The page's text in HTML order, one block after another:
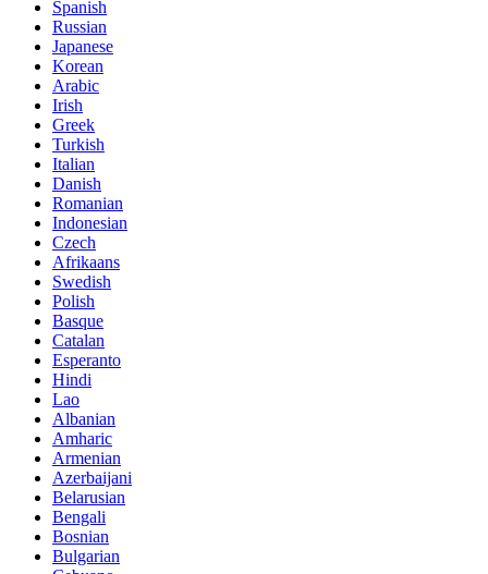
Spanish
Russian
Japanese
Korean
Arabic
Irish
Greek
Turkish
Italian
Danish
Romanian
Indonesian
Czech
Afrikaans
Swedish
Polish
Basque
Catalan
Esperanto
Hindi
Lao
Albanian
Amharic
Armenian
Azerbaijani
Belarusian
Bengali
Bosnian
Bulgarian